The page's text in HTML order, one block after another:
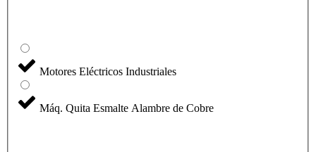
Motores Eléctricos Industriales
Máq. Quita Esmalte Alambre de Cobre